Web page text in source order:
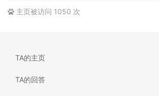
主页被访问 1050 次
TA的主页
TA的回答